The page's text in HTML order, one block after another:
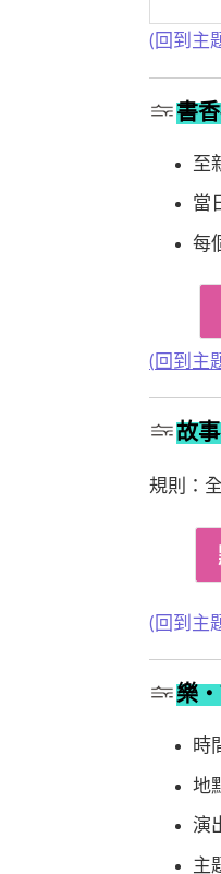
(回到主
書
至
當
每
( 回到主
故
規則：
(回到主
樂‧
時
地
演
主